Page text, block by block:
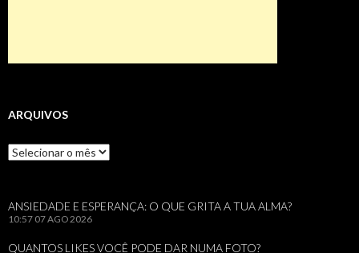
ARQUIVOS
Arquivos
ANSIEDADE E ESPERANÇA: O QUE GRITA A TUA ALMA?
10:57 07 AGO 2026
QUANTOS LIKES VOCÊ PODE DAR NUMA FOTO?